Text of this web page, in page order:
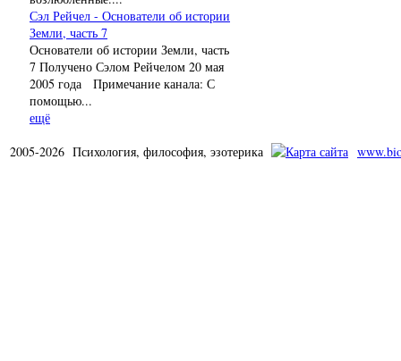
Сэл Рейчел - Основатели об истории
Земли, часть 7
Основатели об истории Земли, часть
7 Получено Сэлом Рейчелом 20 мая
2005 года Примечание канала: С
помощью...
ещё
2005-2026 Психология, философия, эзотерика